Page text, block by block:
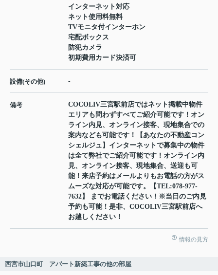
インターネット対応
ネット使用料無料
TVモニタ付インターホン
宅配ボックス
防犯カメラ
初期費用カード決済可
設備(その他) -
備考
COCOLIV三宮駅前店ではネット掲載中物件
エリアも問わずすべてご紹介可能です！オン
ライン内見、オンライン接客、現地集合での
案内なども可能です！【あなたの不動産コン
シェルジュ】インターネットで募集中の物件
は全て弊社でご紹介可能です！オンライン内
見、オンライン接客、現地集合、送迎も可
能！来店予約はメールよりもお電話の方がス
ムーズな対応が可能です。【TEL:078-977-
7632】 までお電話ください！※当日のご内見
予約も可能！是非、COCOLIV三宮駅前店へ
お越しください！
情報の見方
西宮市山口町 アパート新築工事の他の部屋